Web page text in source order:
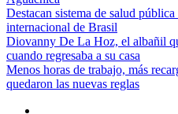
Destacan sistema de salud
internacional de Brasil
Diovanny De La Hoz, el albañil
cuando regresaba a su casa
Menos horas de trabajo, más
quedaron las nuevas reglas